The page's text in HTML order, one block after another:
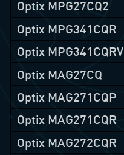
Optix MPG27CQ2
Optix MPG341CQR
Optix MPG341CQRV
Optix MAG27CQ
Optix MAG271CQP
Optix MAG271CQR
Optix MAG272CQR